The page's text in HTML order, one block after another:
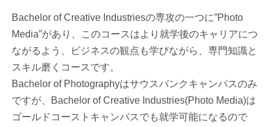
Bachelor of Creative Industriesの専攻の一つに”Photo
Media”があり、このコースはより就学後のキャリアにつ
ながるよう、ビジネスの観点も学びながら、専門知識と
スキル磨くコースです。
Bachelor of Photographyはサウスバンクキャンパスのみ
ですが、Bachelor of Creative Industries(Photo Media)は
ゴールドコーストキャンパスでも就学可能になるので